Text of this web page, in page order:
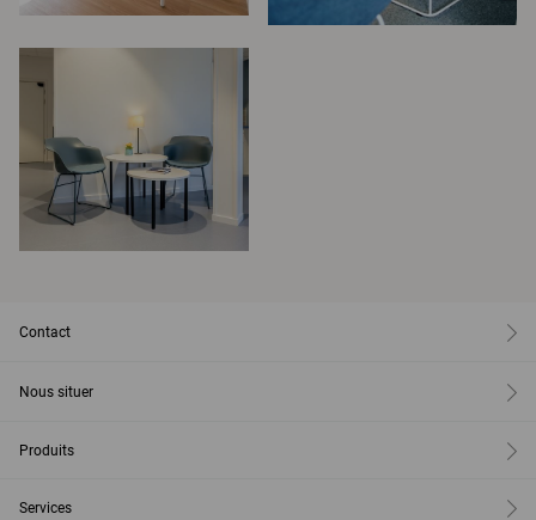
Contact
Nous situer
Produits
Services